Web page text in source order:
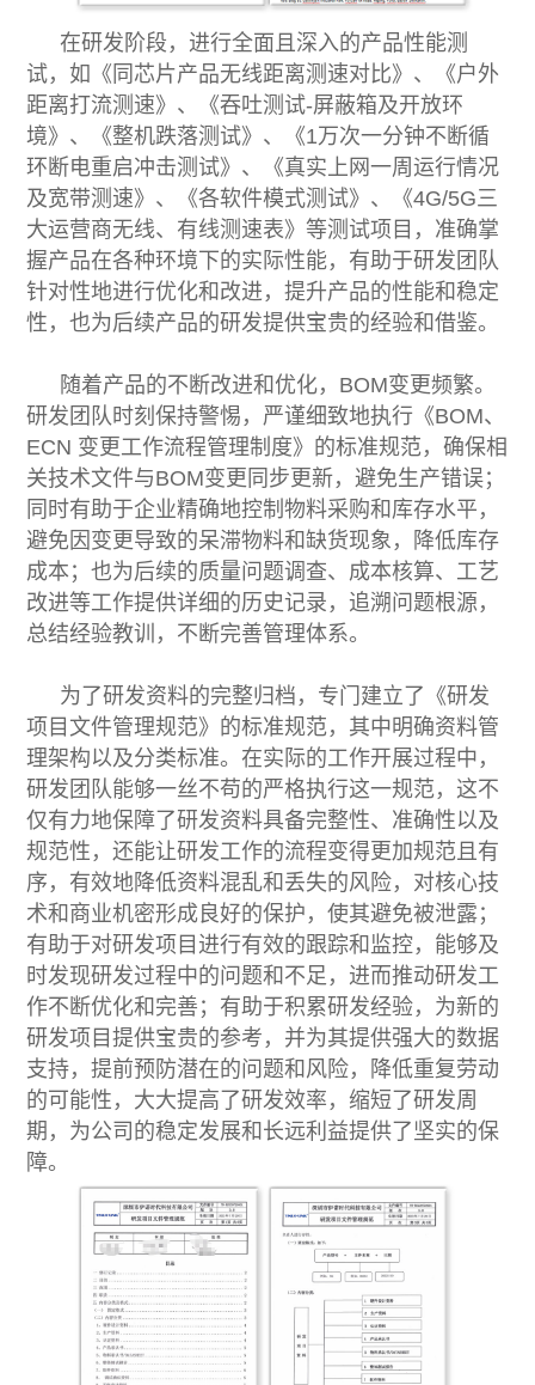
在研发阶段，进行全面且深入的产品性能测
试，如《同芯片产品无线距离测速对比》、《户外
距离打流测速》、《吞吐测试-屏蔽箱及开放环
境》、《整机跌落测试》、《1万次一分钟不断循
环断电重启冲击测试》、《真实上网一周运行情况
及宽带测速》、《各软件模式测试》、《4G/5G三
大运营商无线、有线测速表》等测试项目，准确掌
握产品在各种环境下的实际性能，有助于研发团队
针对性地进行优化和改进，提升产品的性能和稳定
性，也为后续产品的研发提供宝贵的经验和借鉴。
随着产品的不断改进和优化，BOM变更频繁。
研发团队时刻保持警惕，严谨细致地执行《BOM、
ECN 变更工作流程管理制度》的标准规范，确保相
关技术文件与BOM变更同步更新，避免生产错误；
同时有助于企业精确地控制物料采购和库存水平，
避免因变更导致的呆滞物料和缺货现象，降低库存
成本；也为后续的质量问题调查、成本核算、工艺
改进等工作提供详细的历史记录，追溯问题根源，
总结经验教训，不断完善管理体系。
为了研发资料的完整归档，专门建立了《研发
项目文件管理规范》的标准规范，其中明确资料管
理架构以及分类标准。在实际的工作开展过程中，
研发团队能够一丝不苟的严格执行这一规范，这不
仅有力地保障了研发资料具备完整性、准确性以及
规范性，还能让研发工作的流程变得更加规范且有
序，有效地降低资料混乱和丢失的风险，对核心技
术和商业机密形成良好的保护，使其避免被泄露；
有助于对研发项目进行有效的跟踪和监控，能够及
时发现研发过程中的问题和不足，进而推动研发工
作不断优化和完善；有助于积累研发经验，为新的
研发项目提供宝贵的参考，并为其提供强大的数据
支持，提前预防潜在的问题和风险，降低重复劳动
的可能性，大大提高了研发效率，缩短了研发周
期，为公司的稳定发展和长远利益提供了坚实的保
障。